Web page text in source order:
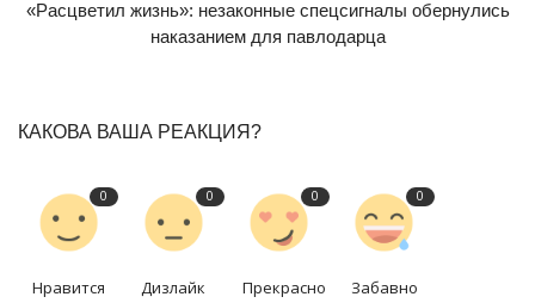
«Расцветил жизнь»: незаконные спецсигналы обернулись
наказанием для павлодарца
КАКОВА ВАША РЕАКЦИЯ?
0
Нравится
0
Дизлайк
0
Прекрасно
0
Забавно